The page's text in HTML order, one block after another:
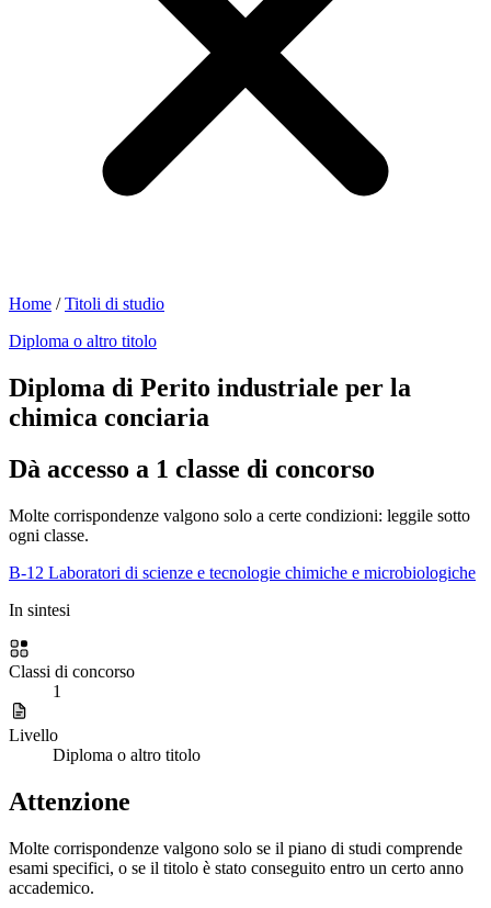
Home /Titoli di studio
Diploma o altro titolo
Diploma di Perito industriale per la
chimica conciaria
Dà accesso a 1 classe di concorso
Molte corrispondenze valgono solo a certe condizioni: leggile sotto
ogni classe.
B-12 Laboratori di scienze e tecnologie chimiche e microbiologiche
In sintesi
Classi di concorso
1
Livello
Diploma o altro titolo
Attenzione
Molte corrispondenze valgono solo se il piano di studi comprende
esami specifici, o se il titolo è stato conseguito entro un certo anno
accademico.